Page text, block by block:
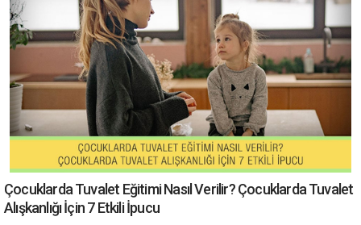
Çocuklarda Tuvalet Eğitimi Nasıl Verilir? Çocuklarda Tuvalet
Alışkanlığı İçin 7 Etkili İpucu